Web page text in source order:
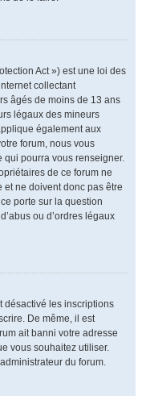
Act ») est une loi des
collectant
âgés de moins de 13 ans
légaux des mineurs
également aux
forum, nous vous
pourra vous renseigner.
de ce forum ne
et ne doivent donc pas être
porte sur la question
ou d’ordres légaux
désactivé les inscriptions
De même, il est
ait banni votre adresse
vous souhaitez utiliser.
du forum.